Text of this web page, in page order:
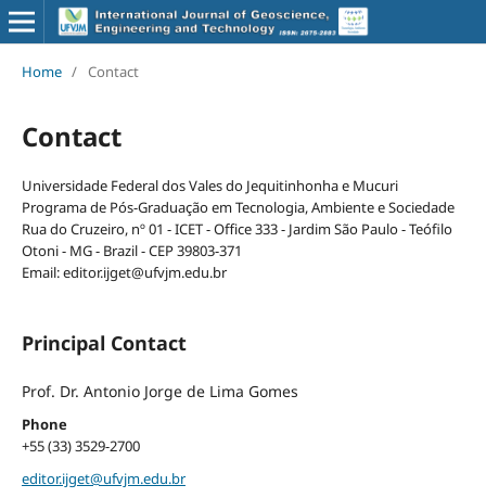
Home / Contact
Contact
Universidade Federal dos Vales do Jequitinhonha e Mucuri
Programa de Pós-Graduação em Tecnologia, Ambiente e Sociedade
Rua do Cruzeiro, nº 01 - ICET - Office 333 - Jardim São Paulo - Teófilo
Otoni - MG - Brazil - CEP 39803-371
Email: editor.ijget@ufvjm.edu.br
Principal Contact
Prof. Dr. Antonio Jorge de Lima Gomes
Phone
+55 (33) 3529-2700
editor.ijget@ufvjm.edu.br